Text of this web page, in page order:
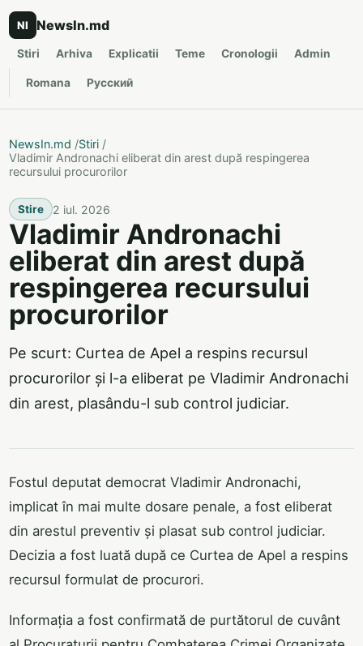
NI NewsIn.md
Stiri Arhiva Explicatii Teme Cronologii Admin
Romana Русский
NewsIn.md /Stiri /
Vladimir Andronachi eliberat din arest după respingerea
recursului procurorilor
Stire 2 iul. 2026
Vladimir Andronachi
eliberat din arest după
respingerea recursului
procurorilor
Pe scurt: Curtea de Apel a respins recursul
procurorilor și l-a eliberat pe Vladimir Andronachi
din arest, plasându-l sub control judiciar.
Fostul deputat democrat Vladimir Andronachi,
implicat în mai multe dosare penale, a fost eliberat
din arestul preventiv și plasat sub control judiciar.
Decizia a fost luată după ce Curtea de Apel a respins
recursul formulat de procurori.
Informația a fost confirmată de purtătorul de cuvânt